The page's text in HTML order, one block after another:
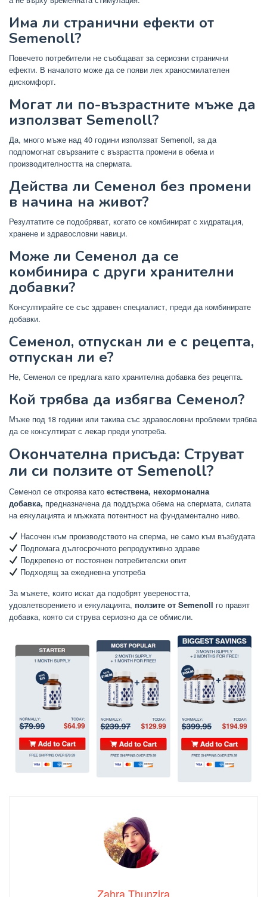
Има ли странични ефекти от
Semenoll?
Повечето потребители не съобщават за сериозни странични
ефекти. В началото може да се появи лек храносмилателен
дискомфорт.
Могат ли по-възрастните мъже да
използват Semenoll?
Да, много мъже над 40 години използват Semenoll, за да
подпомогнат свързаните с възрастта промени в обема и
производителността на спермата.
Действа ли Семенол без промени
в начина на живот?
Резултатите се подобряват, когато се комбинират с хидратация,
хранене и здравословни навици.
Може ли Семенол да се
комбинира с други хранителни
добавки?
Консултирайте се със здравен специалист, преди да комбинирате
добавки.
Семенол, отпускан ли е с рецепта,
отпускан ли е?
Не, Семенол се предлага като хранителна добавка без рецепта.
Кой трябва да избягва Семенол?
Мъже под 18 години или такива със здравословни проблеми трябва
да се консултират с лекар преди употреба.
Окончателна присъда: Струват
ли си ползите от Semenoll?
Семенол се откроява като естествена, нехормонална
добавка, предназначена да поддържа обема на спермата, силата
на еякулацията и мъжката потентност на фундаментално ниво.
Насочен към производството на сперма, не само към възбудата
Подпомага дългосрочното репродуктивно здраве
Подкрепено от постоянен потребителски опит
Подходящ за ежедневна употреба
За мъжете, които искат да подобрят увереността,
удовлетворението и еякулацията, ползите от Semenoll го правят
добавка, която си струва сериозно да се обмисли.
Zahra Thunzira